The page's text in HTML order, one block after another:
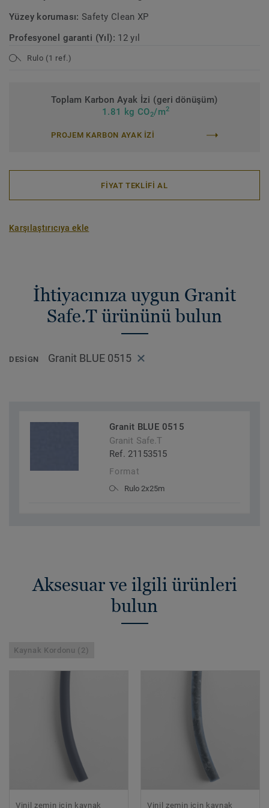
Yüzey koruması:Safety Clean XP
Profesyonel garanti (Yıl): 12 yıl
Rulo (1 ref.)
Toplam Karbon Ayak İzi (geri dönüşüm)
1.81 kg CO2/m2
PROJEM KARBON AYAK IZI
FİYAT TEKLİFİ AL
Karşılaştırıcıya ekle
İhtiyacınıza uygun Granit
Safe.T ürününü bulun
DESIGN Granit BLUE 0515
Granit BLUE 0515
Granit Safe.T
Ref. 21153515
Format
Rulo 2x25m
Aksesuar ve ilgili ürünleri
bulun
Kaynak Kordonu (2)
Vinil zemin için kaynak Vinil zemin için kaynak